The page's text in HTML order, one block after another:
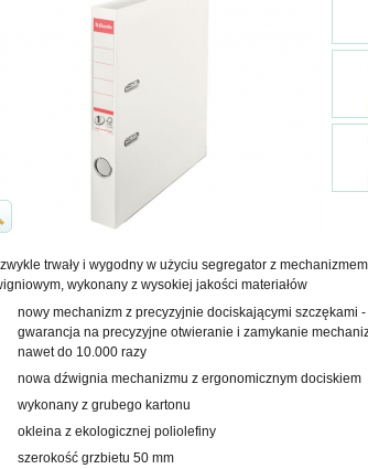
trwały i wygodny w użyciu segregator z mechanizmem
wykonany z wysokiej jakości materiałów
nowy mechanizm z precyzyjnie dociskającymi szczękami -
gwarancja na precyzyjne otwieranie i zamykanie
nawet do 10.000 razy
nowa dźwignia mechanizmu z ergonomicznym dociskiem
wykonany z grubego kartonu
okleina z ekologicznej poliolefiny
szerokość grzbietu 50 mm